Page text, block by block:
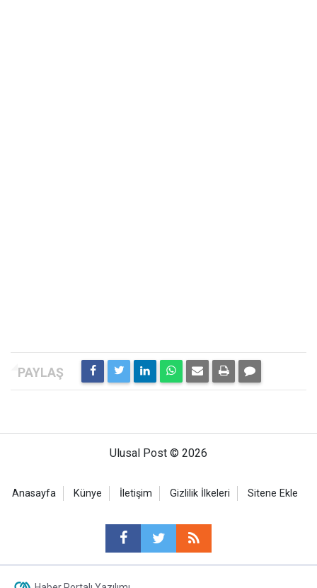
Ulusal Post © 2026
Anasayfa Künye İletişim Gizlilik İlkeleri Sitene Ekle